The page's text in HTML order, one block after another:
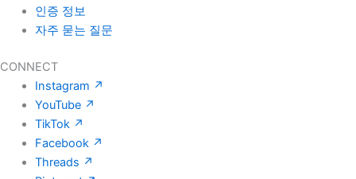
인증 정보
자주 묻는 질문
CONNECT
Instagram ↗
YouTube ↗
TikTok ↗
Facebook ↗
Threads ↗